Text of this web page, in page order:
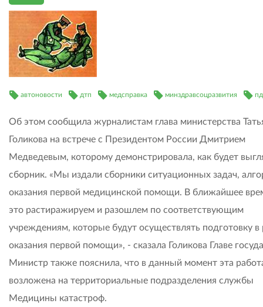
автоновости дтп медсправка минздравсоцразвития
Об этом сообщила журналистам глава министерства
Голикова на встрече с Президентом России Дмитрием
Медведевым, которому демонстрировала, как будет
сборник. «Мы издали сборники ситуационных задач,
оказания первой медицинской помощи. В ближайшее
это растиражируем и разошлем по соответствующим
учреждениям, которые будут осуществлять подготовку в
оказания первой помощи», - сказала Голикова Главе
Министр также пояснила, что в данный момент эта
возложена на территориальные подразделения службы
Медицины катастроф.